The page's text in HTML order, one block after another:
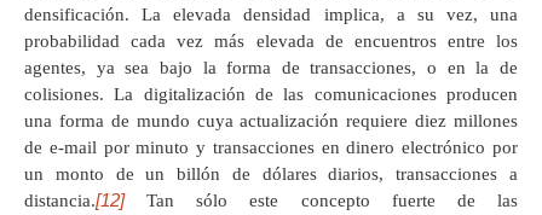
densificación. La elevada densidad implica, a su vez, una
probabilidad cada vez más elevada de encuentros entre los
agentes, ya sea bajo la forma de transacciones, o en la de
colisiones. La digitalización de las comunicaciones producen
una forma de mundo cuya actualización requiere diez millones
de e-mail por minuto y transacciones en dinero electrónico por
un monto de un billón de dólares diarios, transacciones a
distancia.[12]Tan sólo este concepto fuerte de las